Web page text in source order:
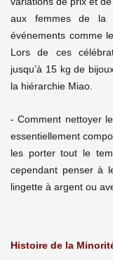
aux femmes de la
événements comme
Lors de ces
jusqu’à 15 kg de
la hiérarchie Miao.
- Comment nettoyer
essentiellement
les porter tout le
cependant penser à
lingette à argent ou
Histoire de la